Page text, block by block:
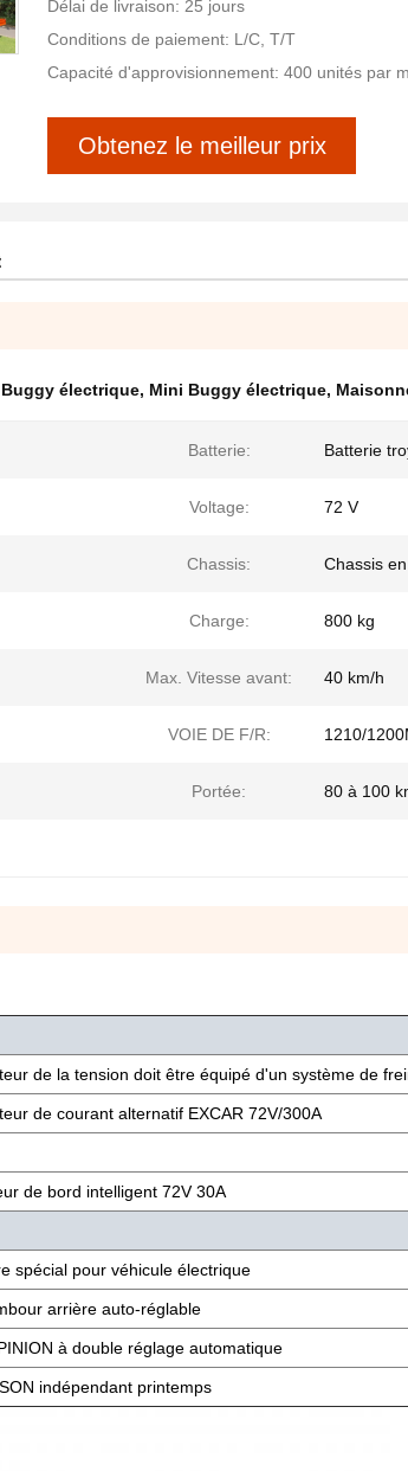
Délai de livraison: 25 jours
Conditions de paiement: L/C, T/T
Capacité d'approvisionnement: 400 unités par
Obtenez le meilleur prix
électrique, Mini Buggy électrique,
Batterie: Batterie
Voltage: 72 V
Chassis: Chassis
Charge: 800 kg
Max. Vitesse avant: 40 km/h
VOIE DE F/R: 1210/
Portée: 80 à 100
de la tension doit être équipé d'un système de
de courant alternatif EXCAR 72V/300A
de bord intelligent 72V 30A
spécial pour véhicule électrique
arrière auto-réglable
à double réglage automatique
indépendant printemps